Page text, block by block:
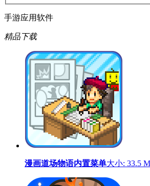
手游应用软件
精品下载
漫画道场物语内置菜单大小: 33.5